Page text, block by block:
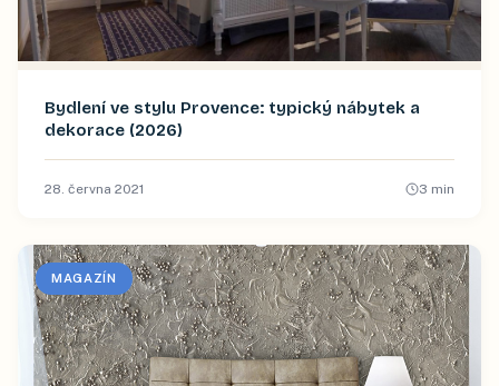
Bydlení ve stylu Provence: typický nábytek a
dekorace (2026)
28. června 2021 3 min
MAGAZÍN